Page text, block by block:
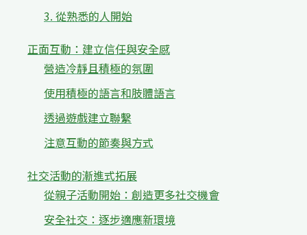
3. 從熟悉的人開始
正面互動：建立信任與安全感
營造冷靜且積極的氛圍
使用積極的語言和肢體語言
透過遊戲建立聯繫
注意互動的節奏與方式
社交活動的漸進式拓展
從親子活動開始：創造更多社交機會
安全社交：逐步適應新環境